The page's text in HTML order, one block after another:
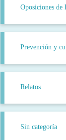
Oposiciones de
Prevención y
Relatos
Sin categoría